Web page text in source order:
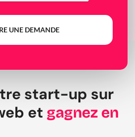
UNE DEMANDE
start-up sur
et gagnez en